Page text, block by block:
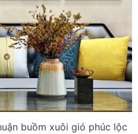
buồm xuôi gió phúc lộc